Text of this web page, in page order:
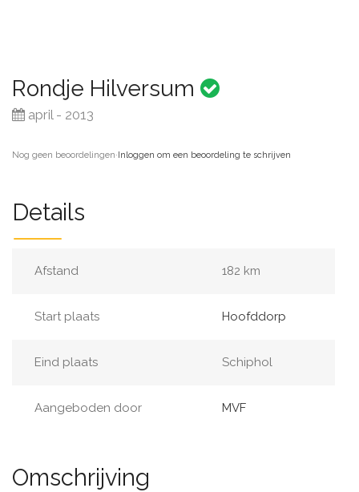
Rondje Hilversum
april - 2013
Nog geen beoordelingen·Inloggen om een beoordeling te schrijven
Details
Afstand 182 km
Start plaats Hoofddorp
Eind plaats Schiphol
Aangeboden door MVF
Omschrijving